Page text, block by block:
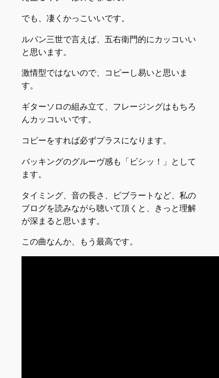
でも、凄くかっこいいです。
ルパン三世で言えば、五右衛門的にカッコいい
と思います。
激情型ではないので、コピーし易いと思いま
す。
ギターソロの組み立て、フレージングはもちろ
んカッコいいです。
コピーをすれば必ずプラスになります。
バッキングのグルーヴ感も「ビシッ！」として
ます。
タイミング、音の長さ、ビブラートなど、私の
ブログを読みながら聴いて頂くと、きっと理解
が深まると思います。
この曲なんか、もう最高です。